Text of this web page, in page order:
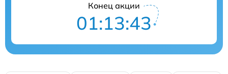
Конец акции
01:13:42